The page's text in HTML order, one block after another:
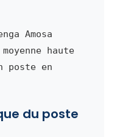
Amosa
haute
poste en
du poste